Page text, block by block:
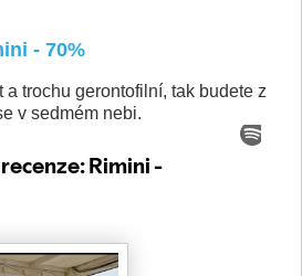
- 70%
a trochu gerontofilní, tak budete z
v sedmém nebi.